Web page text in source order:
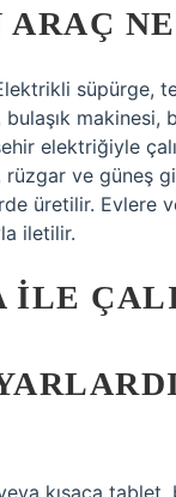
süpürge,
bulaşık makinesi,
elektriğiyle
ve güneş
üretilir. Evlere
iletilir.
ILE
kısaca tablet,